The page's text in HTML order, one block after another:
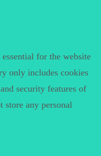
for the website
only includes cookies
security features of
store any personal